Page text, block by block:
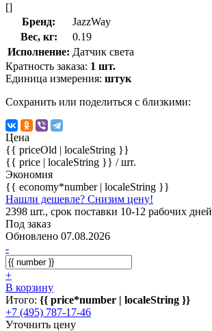
[]
Бренд:
JazzWay
Вес, кг:
0.19
Исполнение: Датчик света
Кратность заказа: 1 шт.
Единица измерения: штук
Сохранить или поделиться с близкими:
Цена
{{ priceOld | localeString }}
{{ price | localeString }} / шт.
Экономия
{{ economy*number | localeString }}
Нашли дешевле? Снизим цену!
2398 шт., срок поставки 10-12 рабочих дней
Под заказ
Обновлено 07.08.2026
-
+
В корзину
Итого: {{ price*number | localeString }}
+7 (495) 787-17-46
Уточнить цену